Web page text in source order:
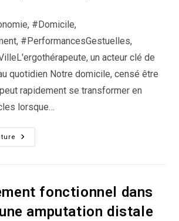
#Domicile,
#PerformancesGestuelles,
un acteur clé de
quotidien Notre domicile, censé être
rapidement se transformer en
lorsque…
Le
Domicile
Pour
Les
De
fonctionnel dans
amputation distale